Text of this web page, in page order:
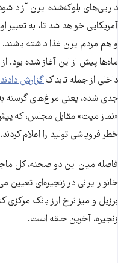
دارایی‌های بلوکه‌شده ایران
آمریکایی خواهد شد تا، به تعبیر
و هم مردم ایران غذا داشته
داخلی از جمله تابناکگزارش دادند
جدی شده، یعنی مرغ‌های گرسنه به
«نماز میت» مقابل مجلس، که
خطر فروپاشی تولید را اعلام کردند.
فاصله میان این دو صحنه، کل
خانوار ایرانی در زنجیره‌ای
برزیل و میز نرخ ارز بانک
زنجیره، آخرین حلقه است.